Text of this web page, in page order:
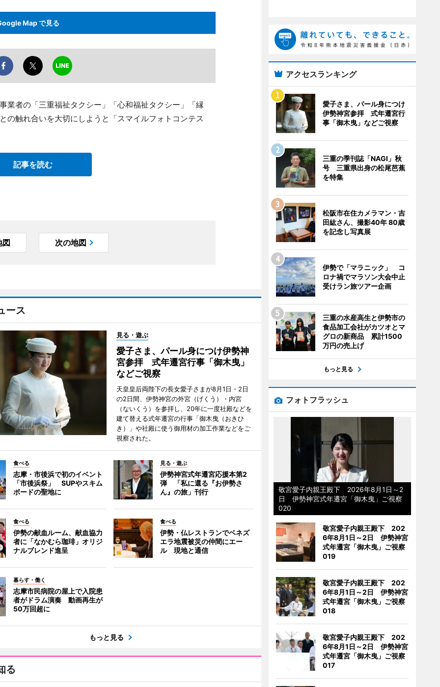
Map で見る
業者の「三重福祉タクシー」「心和福祉タクシー」「縁
の触れ合いを大切にしようと「スマイルフォトコンテス
記事を読む
図 次の地図
ース
見る・遊ぶ
愛子さま、パール身につけ伊勢神
宮参拝 式年遷宮行事「御木曳」
などご視察
天皇皇后両陛下の長女愛子さまが8月1日・2日
の2日間、伊勢神宮の外宮（げくう）・内宮
（ないくう）を参拝し、20年に一度社殿などを
建て替える式年遷宮の行事「御木曳（おきひ
き）」や社殿に使う御用材の加工作業などをご
視察された。
食べる
志摩・市後浜で初のイベント
「市後浜祭」 SUPやスキム
ボードの聖地に
見る・遊ぶ
伊勢神宮式年遷宮応援本第2
弾 「私に還る『お伊勢さ
ん』の旅」刊行
食べる
伊勢の献血ルーム、献血協力
者に「なかむら珈琲」オリジ
ナルブレンド進呈
食べる
伊勢・仏レストランでベネズ
エラ地震被災の仲間にエー
ル 現地と通信
暮らす・働く
志摩市民病院の屋上で入院患
者がドラム演奏 動画再生が
50万回超に
もっと見る
る
アクセスランキング
愛子さま、パール身につけ
伊勢神宮参拝 式年遷宮行
事「御木曳」などご視察
三重の季刊誌「NAGI」秋
号 三重県出身の松尾芭蕉
を特集
松阪市在住カメラマン・吉
田紘さん、撮影40年 80歳
を記念し写真展
伊勢で「マラニック」 コ
ロナ禍でマラソン大会中止
受けラン旅ツアー企画
三重の水産高生と伊勢市の
食品加工会社がカツオとマ
グロの新商品 累計1500
万円の売上げ
もっと見る
フォトフラッシュ
敬宮愛子内親王殿下 2026年8月1日～2
日 伊勢神宮式年遷宮「御木曳」ご視察
020
敬宮愛子内親王殿下 202
6年8月1日～2日 伊勢神宮
式年遷宮「御木曳」ご視察
019
敬宮愛子内親王殿下 202
6年8月1日～2日 伊勢神宮
式年遷宮「御木曳」ご視察
018
敬宮愛子内親王殿下 202
6年8月1日～2日 伊勢神宮
式年遷宮「御木曳」ご視察
017